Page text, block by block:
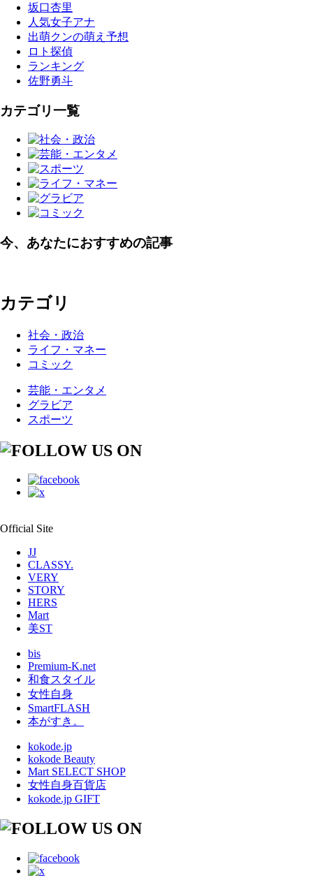
坂口杏里
人気女子アナ
出萌クンの萌え予想
ロト探偵
ランキング
佐野勇斗
カテゴリ一覧
今、あなたにおすすめの記事
カテゴリ
社会・政治
ライフ・マネー
コミック
芸能・エンタメ
グラビア
スポーツ
Official Site
JJ
CLASSY.
VERY
STORY
HERS
Mart
美ST
bis
Premium-K.net
和食スタイル
女性自身
SmartFLASH
本がすき。
kokode.jp
kokode Beauty
Mart SELECT SHOP
女性自身百貨店
kokode.jp GIFT